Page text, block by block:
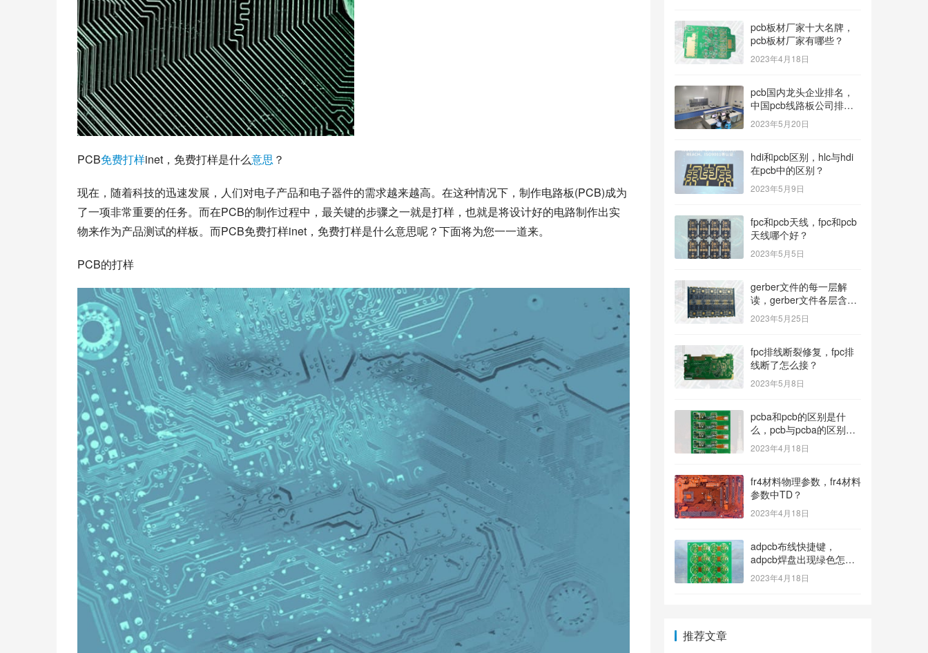
PCB免费打样inet，免费打样是什么意思 ？
现在，随着科技的迅速发展，人们对电子产品和电子器件的需求越来越高。在这种情况下，制作电路板(PCB)成为
了一项非常重要的任务。而在PCB的制作过程中，最关键的步骤之一就是打样，也就是将设计好的电路制作出实
物来作为产品测试的样板。而PCB免费打样inet，免费打样是什么意思呢？下面将为您一一道来。
PCB的打样
pcb板材厂家十大名牌，
pcb板材厂家有哪些？
2023年4月18日
pcb国内龙头企业排名，
中国pcb线路板公司排名
100内的有哪些？
2023年5月20日
hdi和pcb区别，hlc与hdi
在pcb中的区别？
2023年5月9日
fpc和pcb天线，fpc和pcb
天线哪个好？
2023年5月5日
gerber文件的每一层解
读，gerber文件各层含
义？
2023年5月25日
fpc排线断裂修复，fpc排
线断了怎么接？
2023年5月8日
pcba和pcb的区别是什
么，pcb与pcba的区别与
联系？
2023年4月18日
fr4材料物理参数，fr4材料
参数中TD？
2023年4月18日
adpcb布线快捷键，
adpcb焊盘出现绿色怎么
消除？
2023年4月18日
推荐文章